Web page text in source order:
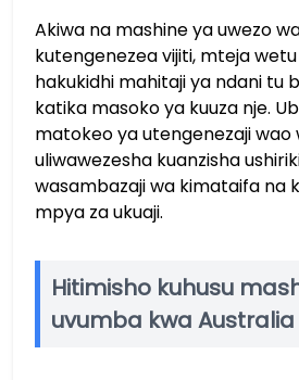
Akiwa na mashine ya uwezo
kutengenezea vijiti, mteja
hakukidhi mahitaji ya ndani tu
katika masoko ya kuuza nje.
matokeo ya utengenezaji wao
uliwawezesha kuanzisha
wasambazaji wa kimataifa na
mpya za ukuaji.
Hitimisho kuhusu
uvumba kwa Australia